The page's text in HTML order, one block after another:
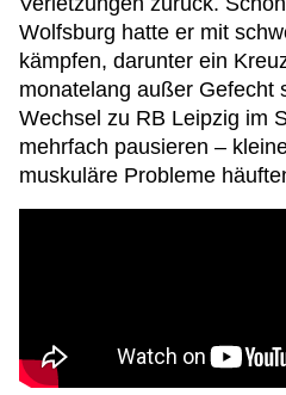
Wolfsburg hatte er mit
kämpfen, darunter ein
monatelang außer Gefecht
Wechsel zu RB Leipzig im
mehrfach pausieren –
muskuläre Probleme